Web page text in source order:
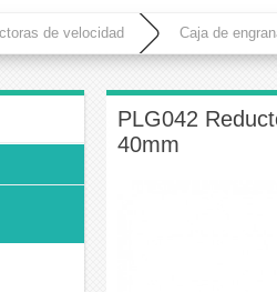
de velocidad Caja de
PLG042
40mm